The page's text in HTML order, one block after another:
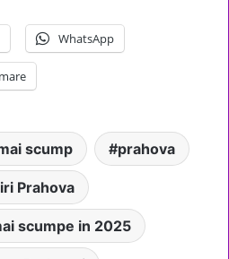
WhatsApp
scump prahova
Prahova
scumpe in 2025